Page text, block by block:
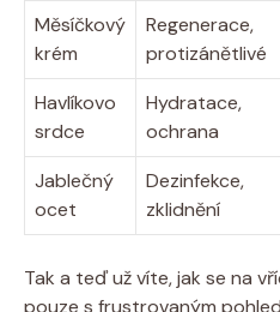
Měsíčkový
krém
Regenerace,
protizánětlivé
Havlíkovo
srdce
Hydratace,
ochrana
Jablečný
ocet
Dezinfekce,
zklidnění
Tak a teď už víte, jak se na
pouze s frustrovaným